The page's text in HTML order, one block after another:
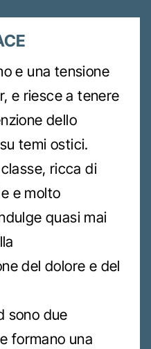
e una tensione
e riesce a tenere
dello
temi ostici.
ricca di
e molto
quasi mai
del dolore e del
sono due
formano una